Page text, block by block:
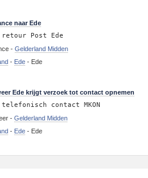
naar Ede
retour Post Ede
-Gelderland Midden
- Ede - Ede
Ede krijgt verzoek tot contact opnemen
telefonisch contact MKON
-Gelderland Midden
- Ede - Ede